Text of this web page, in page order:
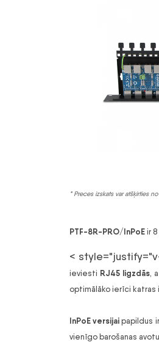
* Preces izskats var atšķirties
PTF-8R-PRO/InPoE ir
<
ieviesti RJ45 ligzdās,
optimālāko ierīci katras
InPoE versijai papildus
vienīgo barošanas